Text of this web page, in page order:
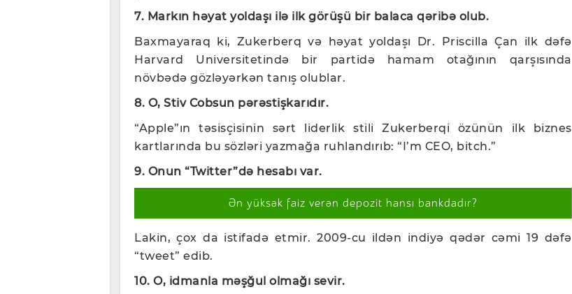
7. Markın həyat yoldaşı ilə ilk görüşü bir balaca qəribə olub.
Baxmayaraq ki, Zukerberq və həyat yoldaşı Dr. Priscilla Çan ilk dəfə
Harvard Universitetində bir partidə hamam otağının qarşısında
növbədə gözləyərkən tanış olublar.
8. O, Stiv Cobsun pərəstişkarıdır.
“Apple”ın təsisçisinin sərt liderlik stili Zukerberqi özünün ilk biznes
kartlarında bu sözləri yazmağa ruhlandırıb: “I’m CEO, bitch.”
9. Onun “Twitter”də hesabı var.
Ən yüksək faiz verən depozit hansı bankdadır?
Lakin, çox da istifadə etmir. 2009-cu ildən indiyə qədər cəmi 19 dəfə
“tweet” edib.
10. O, idmanla məşğul olmağı sevir.